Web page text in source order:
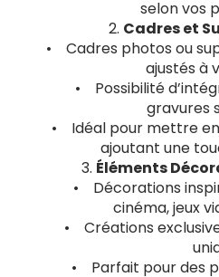
selon vos
2. Cadres et
• Cadres photos ou
ajustés à
• Possibilité
gravures
• Idéal pour mettre
ajoutant une
3. Éléments
• Décorations
cinéma, jeux
• Créations
• Parfait pour des